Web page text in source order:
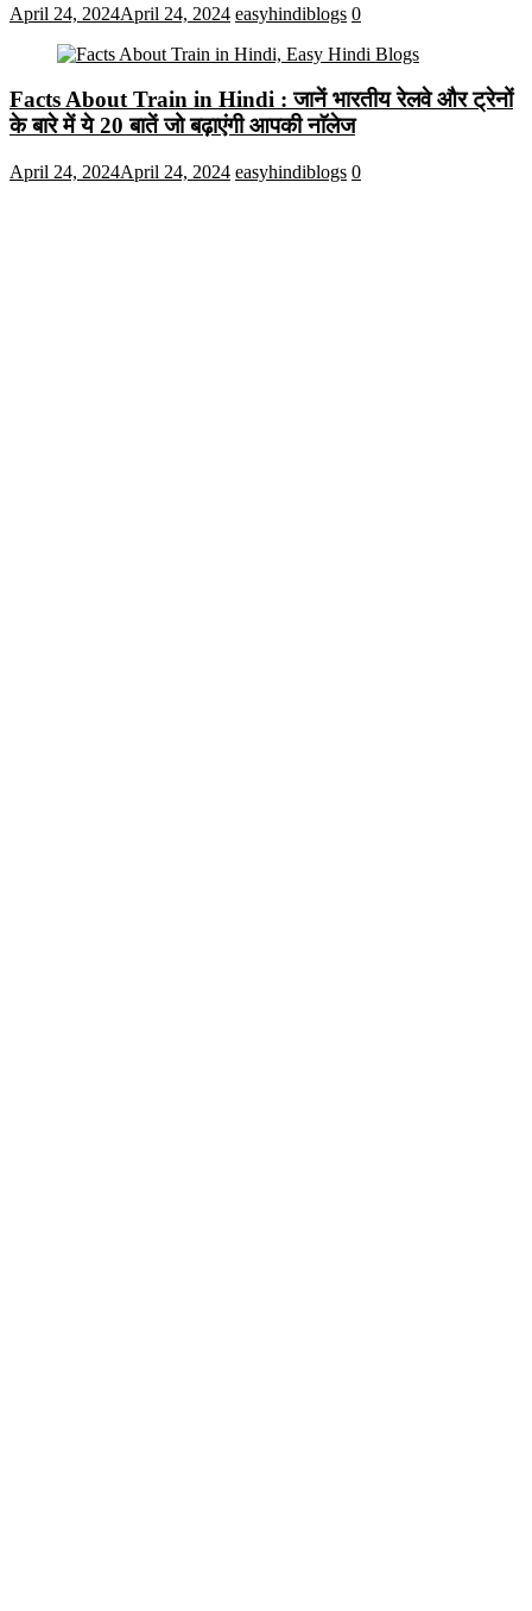
April 24, 2024April 24, 2024 easyhindiblogs 0
Facts About Train in Hindi : जानें भारतीय रेलवे और ट्रेनों
के बारे में ये 20 बातें जो बढ़ाएंगी आपकी नाॅलेज
April 24, 2024April 24, 2024 easyhindiblogs 0